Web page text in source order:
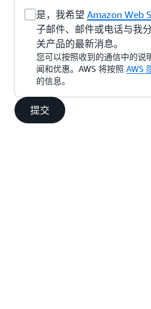
是，我希望 Amazon Web
子邮件、邮件或电话与我
关产品的最新消息。
您可以按照收到的通信中的说
闻和优惠。AWS 将按照 AWS
的信息。
提交